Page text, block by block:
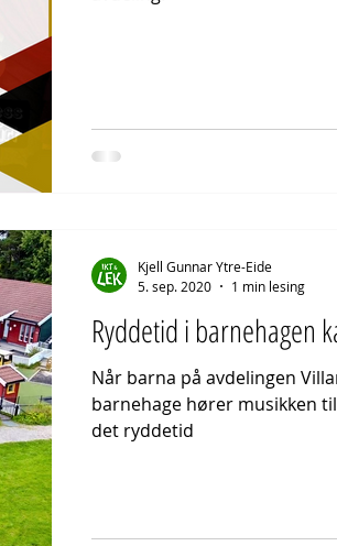
Ryddetid i barnehagen
Når barna på avdelingen
barnehage hører musikken til en
det ryddetid
Kjell Gunnar Ytre-Eide
5. sep. 2020
1 min lesing